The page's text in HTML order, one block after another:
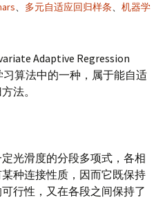
、 多元自适应回归样条、 机器学
Adaptive Regression
习算法中的一种，属于能自适
法。
光滑度的分段多项式，各相
种连接性质，因而它既保持
行性，又在各段之间保持了